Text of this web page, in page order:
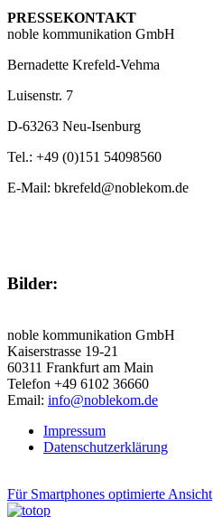
PRESSEKONTAKT
noble kommunikation GmbH
Bernadette Krefeld-Vehma
Luisenstr. 7
D-63263 Neu-Isenburg
Tel.: +49 (0)151 54098560
E-Mail: bkrefeld@noblekom.de
Bilder:
noble kommunikation GmbH
Kaiserstrasse 19-21
60311 Frankfurt am Main
Telefon +49 6102 36660
Email: info@noblekom.de
Impressum
Datenschutzerklärung
Für Smartphones optimierte Ansicht